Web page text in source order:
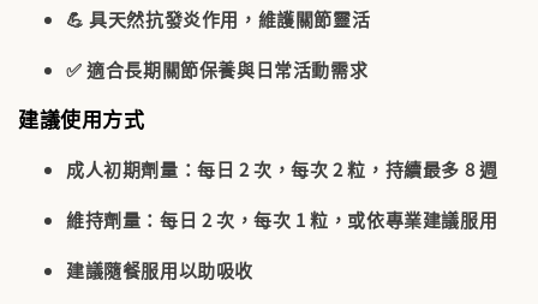
💪具天然抗發炎作用，維護關節靈活
✅適合長期關節保養與日常活動需求
建議使用方式
成人初期劑量：每日 2 次，每次 2 粒，持續最多 8 週
維持劑量：每日 2 次，每次 1 粒，或依專業建議服用
建議隨餐服用以助吸收